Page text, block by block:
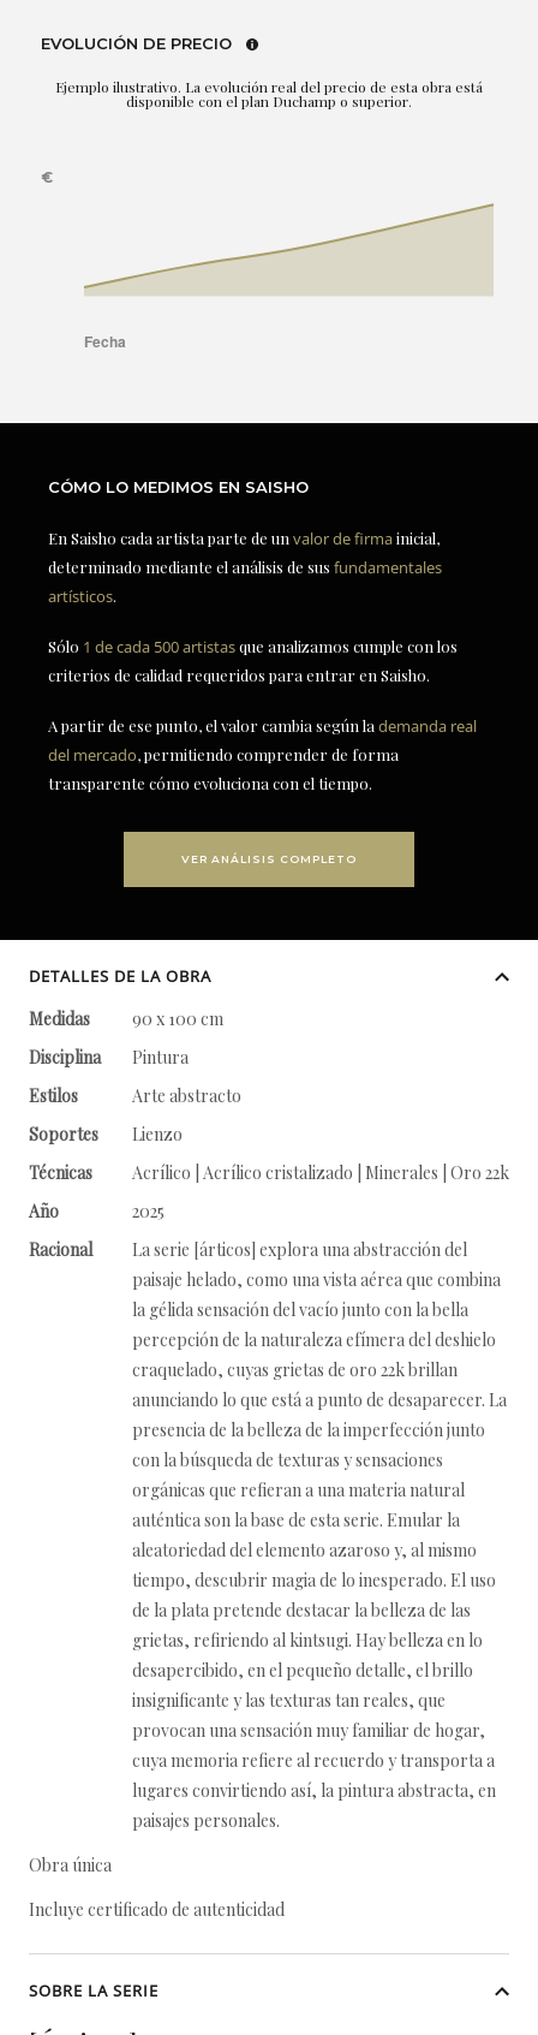
EVOLUCIÓN DE PRECIO
Ejemplo ilustrativo. La evolución real del precio de esta obra está
disponible con el plan Duchamp o superior.
CÓMO LO MEDIMOS EN SAISHO
En Saisho cada artista parte de un valor de firmainicial,
determinado mediante el análisis de sus fundamentales
artísticos.
Sólo 1 de cada 500 artistasque analizamos cumple con los
criterios de calidad requeridos para entrar en Saisho.
A partir de ese punto, el valor cambia según la demanda real
del mercado, permitiendo comprender de forma
transparente cómo evoluciona con el tiempo.
VER ANÁLISIS COMPLETO
DETALLES DE LA OBRA
Medidas
90 x 100 cm
Disciplina
Pintura
Estilos
Arte abstracto
Soportes
Lienzo
Técnicas
Acrílico | Acrílico cristalizado | Minerales | Oro 22k
Año
2025
Racional
La serie [árticos] explora una abstracción del
paisaje helado, como una vista aérea que combina
la gélida sensación del vacío junto con la bella
percepción de la naturaleza efímera del deshielo
craquelado, cuyas grietas de oro 22k brillan
anunciando lo que está a punto de desaparecer. La
presencia de la belleza de la imperfección junto
con la búsqueda de texturas y sensaciones
orgánicas que refieran a una materia natural
auténtica son la base de esta serie. Emular la
aleatoriedad del elemento azaroso y, al mismo
tiempo, descubrir magia de lo inesperado. El uso
de la plata pretende destacar la belleza de las
grietas, refiriendo al kintsugi. Hay belleza en lo
desapercibido, en el pequeño detalle, el brillo
insignificante y las texturas tan reales, que
provocan una sensación muy familiar de hogar,
cuya memoria refiere al recuerdo y transporta a
lugares convirtiendo así, la pintura abstracta, en
paisajes personales.
Obra única
Incluye certificado de autenticidad
SOBRE LA SERIE